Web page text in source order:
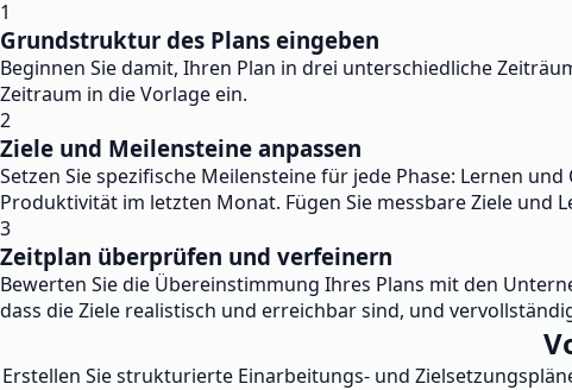
1
Grundstruktur des Plans eingeben
Beginnen Sie damit, Ihren Plan in drei unterschiedliche
Zeitraum in die Vorlage ein.
2
Ziele und Meilensteine anpassen
Setzen Sie spezifische Meilensteine für jede Phase: Lernen
Produktivität im letzten Monat. Fügen Sie messbare Ziele und
3
Zeitplan überprüfen und verfeinern
Bewerten Sie die Übereinstimmung Ihres Plans mit den
dass die Ziele realistisch und erreichbar sind, und
Erstellen Sie strukturierte Einarbeitungs- und